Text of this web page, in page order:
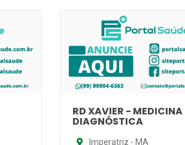
RD XAVIER - MEDICINA
DIAGNÓSTICA
Imperatriz - MA